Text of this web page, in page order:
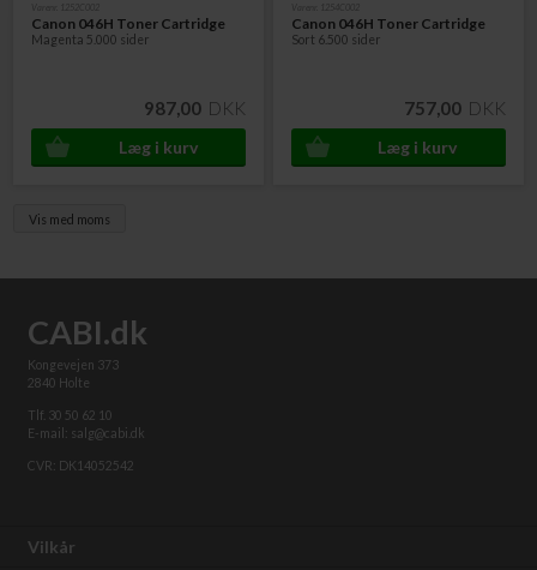
Canon 046H Toner Cartridge
Magenta 5.000 sider
987,00 DKK
Canon 046H Toner Cartridge
Sort 6.500 sider
757,00 DKK
Vis med moms
CABI.dk
Kongevejen 373
2840 Holte
Tlf. 30 50 62 10
E-mail: salg@cabi.dk
CVR: DK14052542
Vilkår